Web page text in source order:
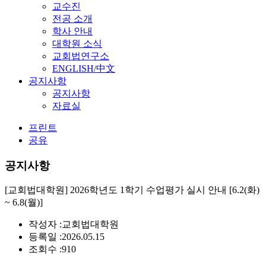
교수진
전공 소개
학사 안내
대학원 소식
교회법연구소
ENGLISH/中文
공지사항
공지사항
자료실
프린트
공유
공지사항
[교회법대학원] 2026학년도 1학기 수업평가 실시 안내 [6.2(화)
~ 6.8(월)]
작성자 :교회법대학원
등록일 :2026.05.15
조회수 :910